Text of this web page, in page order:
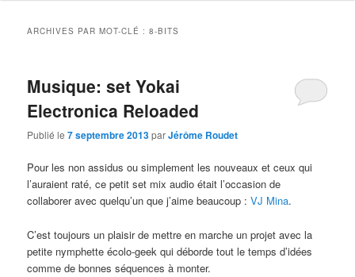
ARCHIVES PAR MOT-CLÉ :8-BITS
Musique: set Yokai
Electronica Reloaded
Publié le7 septembre 2013parJérôme Roudet
Pour les non assidus ou simplement les nouveaux et ceux qui
l’auraient raté, ce petit set mix audio était l’occasion de
collaborer avec quelqu’un que j’aime beaucoup :VJ Mina.
C’est toujours un plaisir de mettre en marche un projet avec la
petite nymphette écolo-geek qui déborde tout le temps d’idées
comme de bonnes séquences à monter.